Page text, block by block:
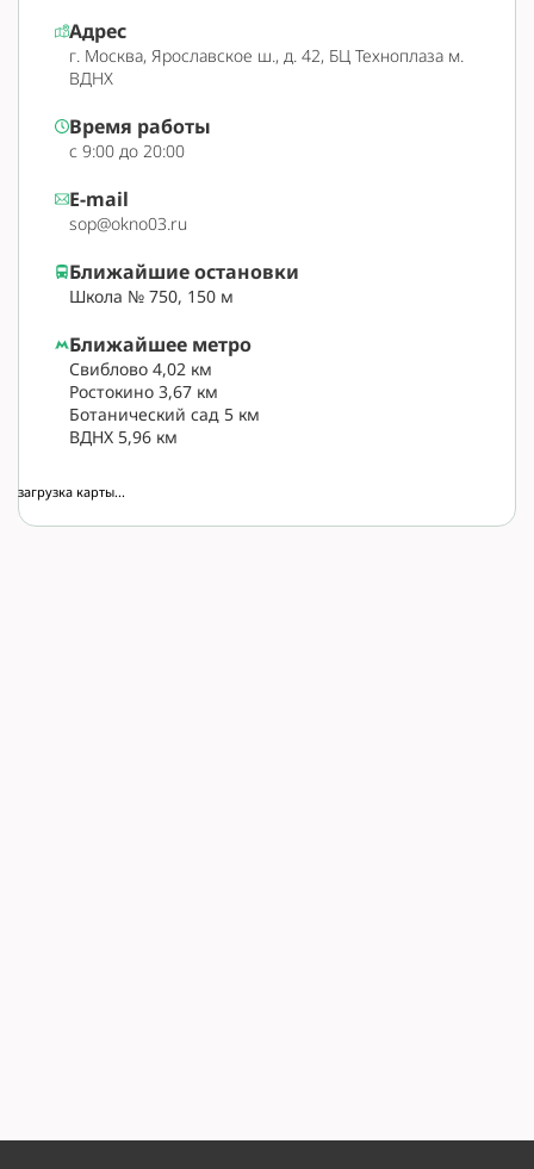
Адрес
г. Москва, Ярославское ш., д. 42, БЦ Техноплаза м.
ВДНХ
Время работы
с 9:00 до 20:00
E-mail
sop@okno03.ru
Ближайшее метро
Свиблово 4,02 км
Ростокино 3,67 км
Ботанический сад 5 км
ВДНХ 5,96 км
Ближайшие остановки
Школа № 750, 150 м
загрузка карты...